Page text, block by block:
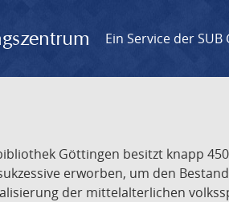
Ein Service der
Göttingen besitzt knapp
erworben, um den
der mittelalterlichen